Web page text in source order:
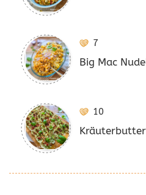
7
Big Mac
10